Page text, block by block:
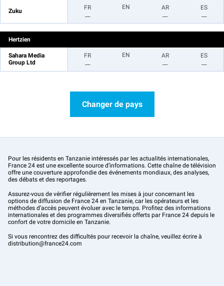
Zuku
FR
EN
AR
ES
Hertzien
Sahara Media
Group Ltd
FR
EN
AR
ES
Changer de pays
Pour les résidents en Tanzanie intéressés par les actualités internationales,
France 24 est une excellente source d’informations. Cette chaîne de télévision
offre une couverture approfondie des événements mondiaux, des analyses,
des débats et des reportages.
Assurez-vous de vérifier régulièrement les mises à jour concernant les
options de diffusion de France 24 en Tanzanie, car les opérateurs et les
méthodes d’accès peuvent évoluer avec le temps. Profitez des informations
internationales et des programmes diversifiés offerts par France 24 depuis le
confort de votre domicile en Tanzanie.
Si vous rencontrez des difficultés pour recevoir la chaîne, veuillez écrire à
distribution@france24.com